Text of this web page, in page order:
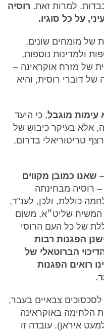
למרות זאת, רוסיה
על כל סוגיו.
של מומחים שונים,
ולמדינות נוספות,
של מזרח אוקראינה –
של דוברי רוסית, והיא
עימות מוגבל, כי היעד
אלא בעיקר כיבוש של
טריטוריאלי בדרום,
שאנו כמובן מקווים
– רוסיה מבחינתה
כוללת, ולכן, לענ"ד,
המשיח שליט״א, משום
של כל העם הרוסי
הפגנות רבות
הברוטאלי של
רואים הפגנות
.
לסכסוכים צבאיים בעבר,
הלחימה באוקראינה
איראן). עובדה זו